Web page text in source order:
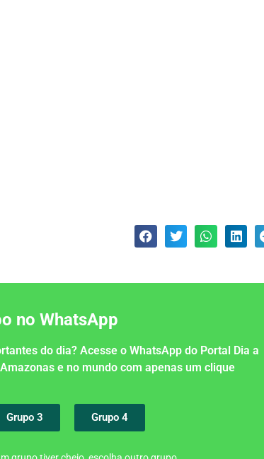
no WhatsApp
do dia? Acesse o WhatsApp do Portal Dia a
e no mundo com apenas um clique
Grupo 3 Grupo 4